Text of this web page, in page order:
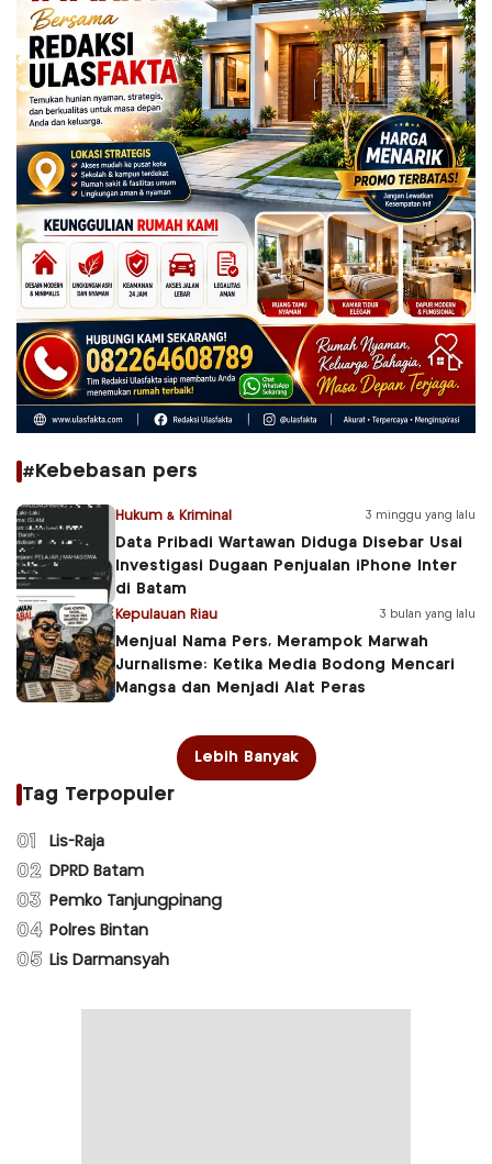
#Kebebasan pers
Hukum & Kriminal 3 minggu yang lalu
Data Pribadi Wartawan Diduga Disebar Usai
Investigasi Dugaan Penjualan iPhone Inter
di Batam
Kepulauan Riau 3 bulan yang lalu
Menjual Nama Pers, Merampok Marwah
Jurnalisme: Ketika Media Bodong Mencari
Mangsa dan Menjadi Alat Peras
Lebih Banyak
Tag Terpopuler
01 Lis-Raja
02 DPRD Batam
03 Pemko Tanjungpinang
04 Polres Bintan
05 Lis Darmansyah